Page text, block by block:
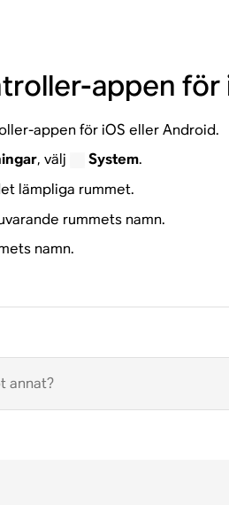
appen för
appen för iOS eller Android.
, välj System.
lämpliga rummet.
rummets namn.
namn.